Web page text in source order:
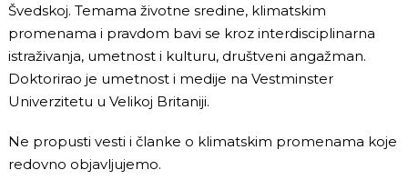
Švedskoj. Temama životne sredine, klimatskim
promenama i pravdom bavi se kroz interdisciplinarna
istraživanja, umetnost i kulturu, društveni angažman.
Doktorirao je umetnost i medije na Vestminster
Univerzitetu u Velikoj Britaniji.
Ne propusti vesti i članke o klimatskim promenama koje
redovno objavljujemo.